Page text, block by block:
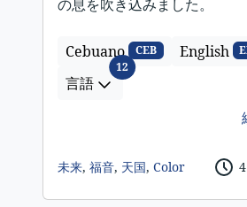
の息を吹き込みました。
Cebuano CEB English
言語
12言語
未来, 福音, 天国, Color